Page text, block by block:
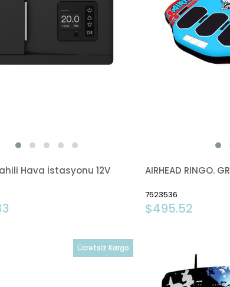
Hava İstasyonu 12V AIRHEAD RINGO.
7523536
$495.52
Ücretsiz Kargo